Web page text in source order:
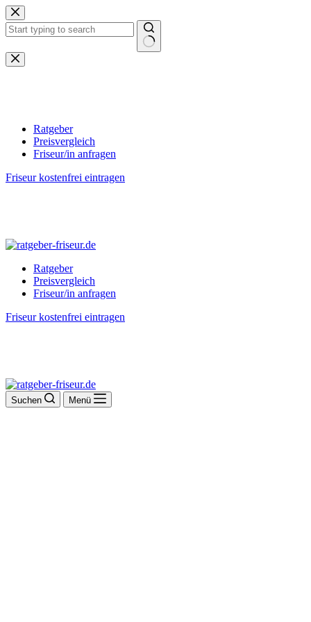
Zum
Inhalt
springen
Keine
Ergebnisse
Ratgeber
Preisvergleich
Friseur/in anfragen
Friseur kostenfrei eintragen
Ratgeber
Preisvergleich
Friseur/in anfragen
Friseur kostenfrei eintragen
Suchen Menü